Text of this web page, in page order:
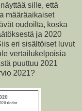
sille, että
määräaikaiset
oudoilta, koska
ja 2020
eri sisältöiset luvut
vertailukelpoisia
puuttuu 2021
2021?